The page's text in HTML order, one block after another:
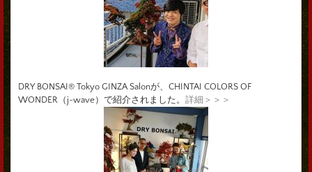
DRY BONSAI® Tokyo GINZA Salonが、CHINTAI COLORS OF
WONDER（j-wave）で紹介されました。 詳細＞＞＞